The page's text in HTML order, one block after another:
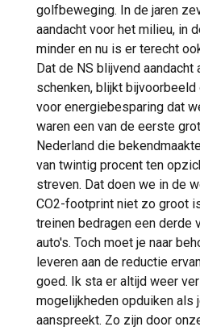
golfbeweging. In de jaren
aandacht voor het milieu, in
minder en nu is er terecht
Dat de NS blijvend aandacht
schenken, blijkt bijvoorbeeld
voor energiebesparing dat
waren een van de eerste
Nederland die
van twintig procent ten
streven. Dat doen we in de
CO2-footprint niet zo groot
treinen bedragen een derde
auto's. Toch moet je naar
leveren aan de reductie
goed. Ik sta er altijd weer
mogelijkheden opduiken als
aanspreekt. Zo zijn door